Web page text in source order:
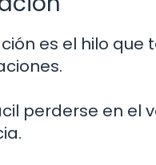
es el hilo que
perderse en el